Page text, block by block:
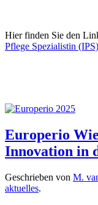
Hier finden Sie den
Pflege Spezialistin (IPS)
Europerio
Innovation in
Geschrieben von M.
aktuelles.